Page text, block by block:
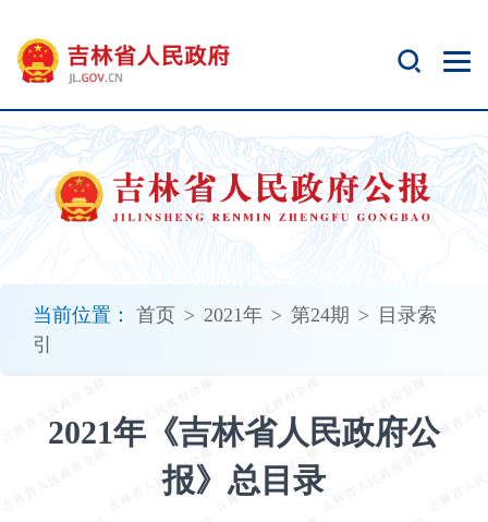
当前位置： 首页 > 2021年 > 第24期 > 目录索
引
2021年《吉林省人民政府公
报》总目录
开
无
障
碍
说
明
加